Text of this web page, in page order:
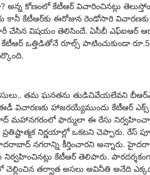
కోణంలో కేటీఆర్ విచారించినట్లు
కేటీఆర్‌కు ఈరోజున రెండోసారి
చేసిన విషయం తెలిసిందే. ఏసీబీ ఎఫ్ఐఆర్
ఒత్తిడితోనే రూల్స్ పాటించుకుండా
తమ ఘనతను తుడిచివేయలేవని
ఈడీ విచారణకు హాజరయ్యేముందు కేటీఆర్
మహానగరంలో ఫార్ములా ఈ రేసు
నిర్ణయాల్లో ఒకటని చెప్పారు. రేస్
నగరాన్ని కీర్తించారని అన్నారు.
కేటీఆర్ తెలిపారు. పారదర్శకంగా
తర్వాత అసలు అవినీతి అనేది